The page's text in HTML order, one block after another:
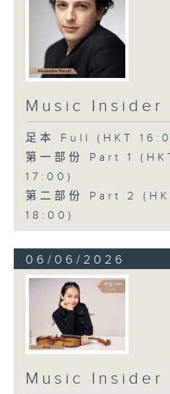
Music Insider
足本 Full (HKT
第一部份 Part 1
17:00)
第二部份 Part 2
18:00)
06/06/2026
Music Insider